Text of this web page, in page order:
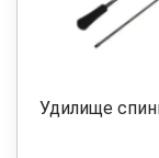
Удилище